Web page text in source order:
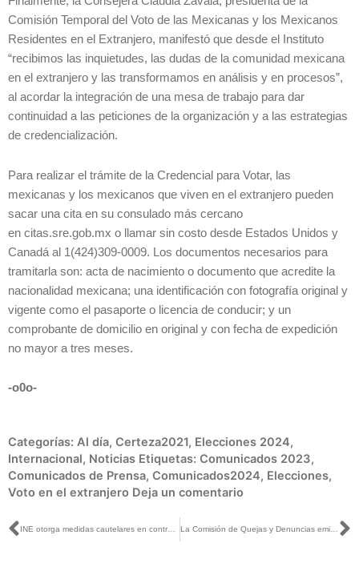
Comisión Temporal del Voto de las Mexicanas y los Mexicanos
Residentes en el Extranjero, manifestó que desde el Instituto
“recibimos las inquietudes, las dudas de la comunidad mexicana
en el extranjero y las transformamos en análisis y en procesos”,
al acordar la integración de una mesa de trabajo para dar
continuidad a las peticiones de la organización y a las estrategias
de credencialización.
Para realizar el trámite de la Credencial para Votar, las
mexicanas y los mexicanos que viven en el extranjero pueden
sacar una cita en su consulado más cercano
en citas.sre.gob.mx o llamar sin costo desde Estados Unidos y
Canadá al 1(424)309-0009. Los documentos necesarios para
tramitarla son: acta de nacimiento o documento que acredite la
nacionalidad mexicana; una identificación con fotografía original y
vigente como el pasaporte o licencia de conducir; y un
comprobante de domicilio en original y con fecha de expedición
no mayor a tres meses.
-o0o-
Categorías: Al día, Certeza2021, Elecciones 2024,
Internacional, Noticias Etiquetas: Comunicados 2023,
Comunicados de Prensa, Comunicados2024, Elecciones,
Voto en el extranjero Deja un comentario
Ant La Comisión de Quejas y Denuncias emitió medidas cautelares y restringió más las reglas para evitar posibles riesgos en la contienda: Claudia Zavala con Hiroshi Takahashi y Karen Torres